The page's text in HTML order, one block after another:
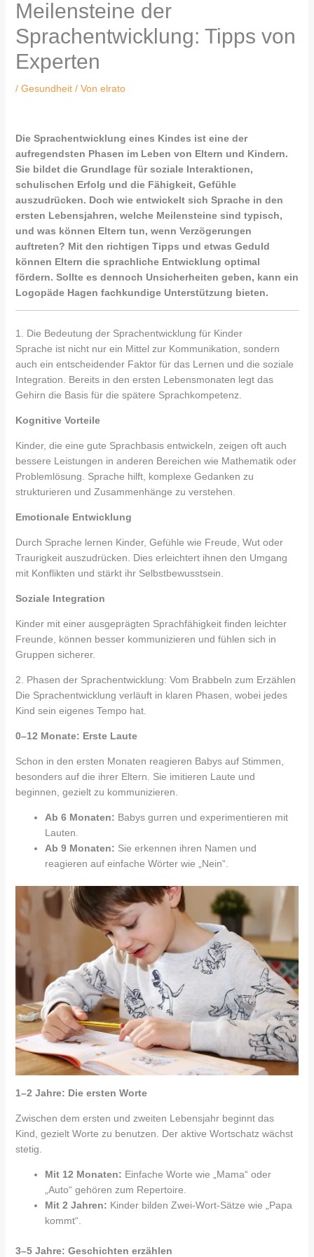
Meilensteine der
Sprachentwicklung: Tipps von
Experten
/ Gesundheit/ Von elrato
Die Sprachentwicklung eines Kindes ist eine der
aufregendsten Phasen im Leben von Eltern und Kindern.
Sie bildet die Grundlage für soziale Interaktionen,
schulischen Erfolg und die Fähigkeit, Gefühle
auszudrücken. Doch wie entwickelt sich Sprache in den
ersten Lebensjahren, welche Meilensteine sind typisch,
und was können Eltern tun, wenn Verzögerungen
auftreten? Mit den richtigen Tipps und etwas Geduld
können Eltern die sprachliche Entwicklung optimal
fördern. Sollte es dennoch Unsicherheiten geben, kann ein
Logopäde Hagen fachkundige Unterstützung bieten.
1. Die Bedeutung der Sprachentwicklung für Kinder
Sprache ist nicht nur ein Mittel zur Kommunikation, sondern
auch ein entscheidender Faktor für das Lernen und die soziale
Integration. Bereits in den ersten Lebensmonaten legt das
Gehirn die Basis für die spätere Sprachkompetenz.
Kognitive Vorteile
Kinder, die eine gute Sprachbasis entwickeln, zeigen oft auch
bessere Leistungen in anderen Bereichen wie Mathematik oder
Problemlösung. Sprache hilft, komplexe Gedanken zu
strukturieren und Zusammenhänge zu verstehen.
Emotionale Entwicklung
Durch Sprache lernen Kinder, Gefühle wie Freude, Wut oder
Traurigkeit auszudrücken. Dies erleichtert ihnen den Umgang
mit Konflikten und stärkt ihr Selbstbewusstsein.
Soziale Integration
Kinder mit einer ausgeprägten Sprachfähigkeit finden leichter
Freunde, können besser kommunizieren und fühlen sich in
Gruppen sicherer.
2. Phasen der Sprachentwicklung: Vom Brabbeln zum Erzählen
Die Sprachentwicklung verläuft in klaren Phasen, wobei jedes
Kind sein eigenes Tempo hat.
0–12 Monate: Erste Laute
Schon in den ersten Monaten reagieren Babys auf Stimmen,
besonders auf die ihrer Eltern. Sie imitieren Laute und
beginnen, gezielt zu kommunizieren.
Ab 6 Monaten: Babys gurren und experimentieren mit
Lauten.
Ab 9 Monaten: Sie erkennen ihren Namen und
reagieren auf einfache Wörter wie „Nein“.
1–2 Jahre: Die ersten Worte
Zwischen dem ersten und zweiten Lebensjahr beginnt das
Kind, gezielt Worte zu benutzen. Der aktive Wortschatz wächst
stetig.
Mit 12 Monaten: Einfache Worte wie „Mama“ oder
„Auto“ gehören zum Repertoire.
Mit 2 Jahren: Kinder bilden Zwei-Wort-Sätze wie „Papa
kommt“.
3–5 Jahre: Geschichten erzählen